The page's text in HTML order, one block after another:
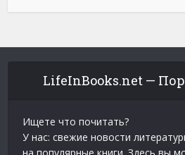
LifeInBooks.net —
Ищете что почитать?
У нас: свежие новости